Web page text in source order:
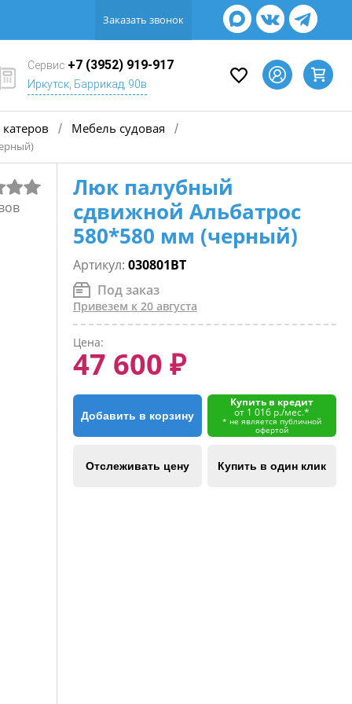
Заказать звонок
Сервис +7 (3952) 919-917
Иркутск, Баррикад, 90в
/ Мебель судовая /
Люк палубный
сдвижной Альбатрос
580*580 мм (черный)
Артикул: 030801BT
Под заказ
Привезем к 20 августа
Цена:
47 600 ₽
Добавить в корзину
Купить в кредит
от 1 016 р./мес.*
* не является публичной
офертой
Отслеживать цену Купить в один клик